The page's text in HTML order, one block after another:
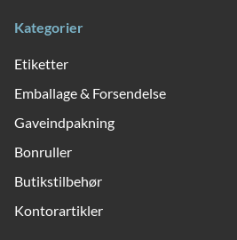
Kategorier
Etiketter
Emballage & Forsendelse
Gaveindpakning
Bonruller
Butikstilbehør
Kontorartikler